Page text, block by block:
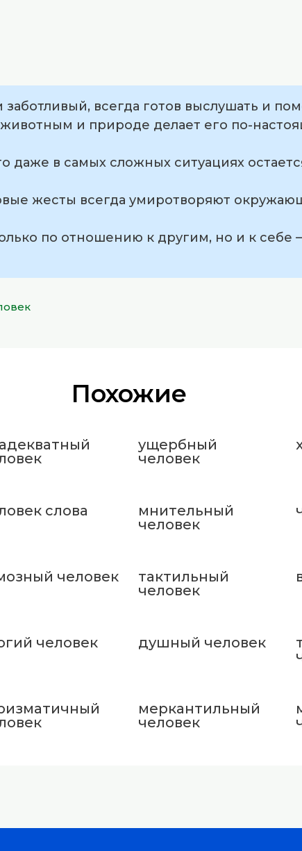
всегда готов выслушать и
и природе делает его по-
даже в самых сложных ситуациях
жесты всегда умиротворяют
по отношению к другим, но и к себе
Похожие
ущербный
человек
слова
мнительный
человек
человек
тактильный
человек
человек душный человек
меркантильный
человек